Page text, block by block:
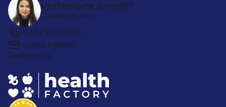
Potřebujete poradit?
Ozvěte se nám
Po-Pá 9:00-16:00
napište kdykoliv
Sledujte nás: